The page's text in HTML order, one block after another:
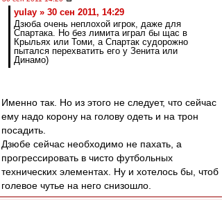
yulay » 30 сен 2011, 14:29
Дзюба очень неплохой игрок, даже для
Спартака. Но без лимита играл бы щас в
Крыльях или Томи, а Спартак судорожно
пытался перехватить его у Зенита или
Динамо)
Именно так. Но из этого не следует, что сейчас
ему надо корону на голову одеть и на трон
посадить.
Дзюбе сейчас необходимо не пахать, а
прогрессировать в чисто футбольных
технических элементах. Ну и хотелось бы, чтоб
голевое чутье на него снизошло.